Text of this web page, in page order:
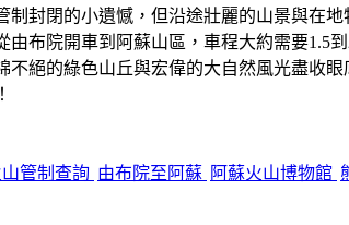
封閉的小遺憾，但沿途壯麗的山景與在
由布院開車到阿蘇山區，車程大約需要1.5
絕的綠色山丘與宏偉的大自然風光盡收
山管制查詢 由布院至阿蘇 阿蘇火山博物館